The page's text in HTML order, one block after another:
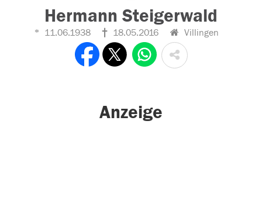
Hermann Steigerwald
11.06.1938 18.05.2016 Villingen
Anzeige